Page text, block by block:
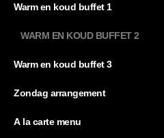
Warm en koud buffet 1
WARM EN KOUD BUFFET 2
Warm en koud buffet 3
Zondag arrangement
A la carte menu